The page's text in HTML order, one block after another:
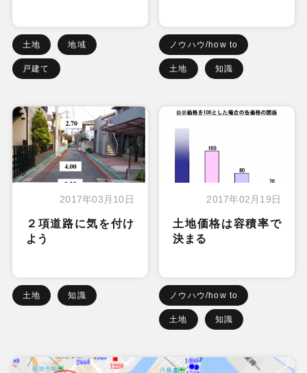
土地 地域
戸建て
ノウハウ/how to
土地 知識
2017年03月10日
２項道路に気を付け
よう
土地 知識
2017年02月19日
土地価格は容積率で
決まる
ノウハウ/how to
土地 知識